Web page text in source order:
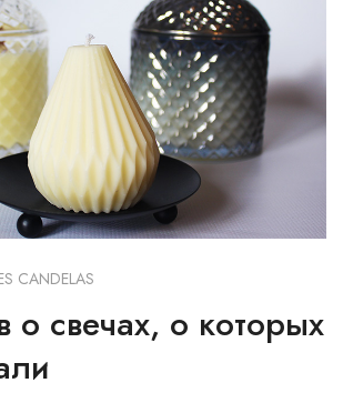
CANDELAS
о свечах, о которых